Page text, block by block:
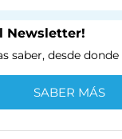
Newsletter!
saber, desde
SABER MÁS